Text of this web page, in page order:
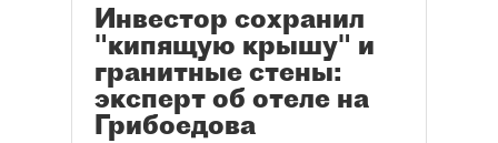
Инвестор сохранил
"кипящую крышу" и
гранитные стены:
эксперт об отеле на
Грибоедова